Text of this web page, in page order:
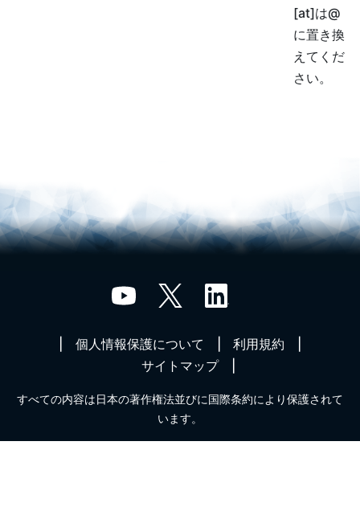
[at]は@
に置き換
えてくだ
さい。
個人情報保護について
利用規約
サイトマップ
すべての内容は日本の著作権法並びに国際条約により保護されて
います。